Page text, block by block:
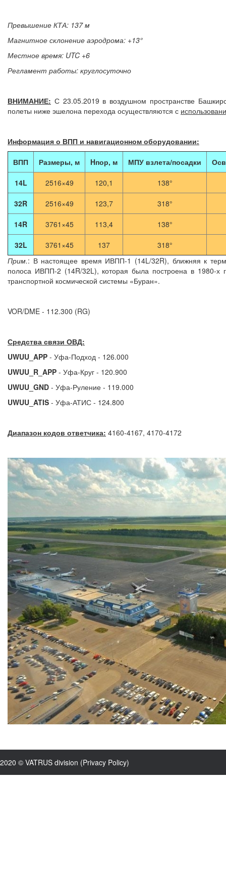
Превышение КТА: 137 м
Магнитное склонение аэродрома: +13°
Местное время: UTC +6
Регламент работы: круглосуточно
ВНИМАНИЕ: С 23.05.2019 в воздушном пространстве
полеты ниже эшелона перехода осуществляются с
Информация о ВПП и навигационном оборудовании:
ВПП Размеры, м Hпор, м МПУ взлета/посадки
14L 2516×49 120,1 138°
32R 2516×49 123,7 318°
14R 3761×45 113,4 138°
32L 3761×45 137
318°
Прим.: В настоящее время ИВПП-1 (14L/32R), ближняя к
полоса ИВПП-2 (14R/32L), которая была построена в 1980-х
транспортной космической системы «Буран».
VOR/DME - 112.300 (RG)
Средства связи ОВД:
UWUU_APP - Уфа-Подход - 126.000
UWUU_R_APP - Уфа-Круг - 120.900
UWUU_GND - Уфа-Руление - 119.000
UWUU_ATIS - Уфа-АТИС - 124.800
Диапазон кодов ответчика: 4160-4167, 4170-4172
2020 © VATRUS division (Privacy Policy)